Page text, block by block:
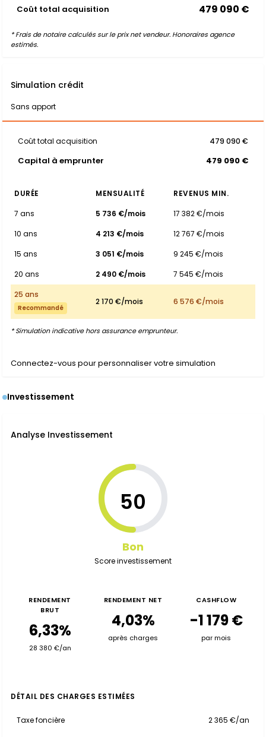
Coût total acquisition 479 090 €
* Frais de notaire calculés sur le prix net vendeur. Honoraires agence
estimés.
Simulation crédit
Sans apport
Coût total acquisition 479 090 €
Capital à emprunter 479 090 €
DURÉE MENSUALITÉ
REVENUS MIN.
7 ans
5 736 €/mois
17 382 €/mois
10 ans
4 213 €/mois
12 767 €/mois
15 ans
3 051 €/mois
9 245 €/mois
20 ans
2 490 €/mois
7 545 €/mois
25 ans
Recommandé
2 170 €/mois 6 576 €/mois
* Simulation indicative hors assurance emprunteur.
Connectez-vous pour personnaliser votre simulation
Investissement
Analyse Investissement
50
Bon
Score investissement
RENDEMENT
BRUT
6,33%
28 380 €/an
RENDEMENT NET
4,03%
après charges
CASHFLOW
-1 179 €
par mois
DÉTAIL DES CHARGES ESTIMÉES
Taxe foncière 2 365 €/an